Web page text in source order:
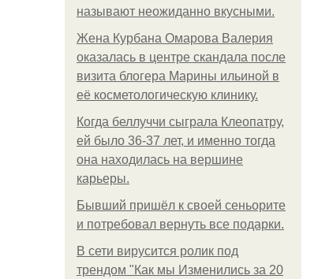
называют неожиданно вкусными.
Жена Курбана Омарова Валерия
оказалась в центре скандала после
визита блогера Марины ильиной в
её косметологическую клинику.
Когда беллуччи сыграла Клеопатру,
ей было 36-37 лет, и именно тогда
она находилась на вершине
карьеры.
Бывший пришёл к своей сеньорите
и потребовал вернуть все подарки.
В сети вирусится ролик под
трендом "Как мы Изменились за 20